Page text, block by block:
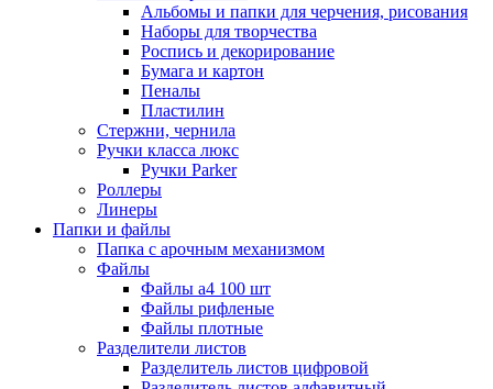
Альбомы и папки для черчения, рисования
Наборы для творчества
Роспись и декорирование
Бумага и картон
Пеналы
Пластилин
Стержни, чернила
Ручки класса люкс
Ручки Parker
Роллеры
Линеры
Папки и файлы
Папка с арочным механизмом
Файлы
Файлы а4 100 шт
Файлы рифленые
Файлы плотные
Разделители листов
Разделитель листов цифровой